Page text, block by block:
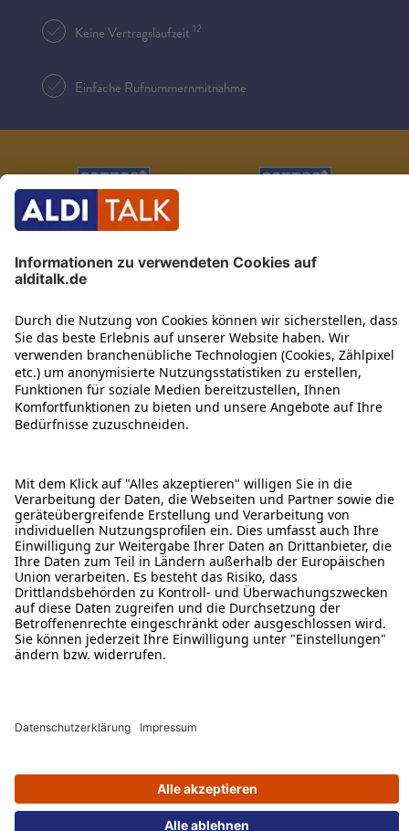
Keine Vertragslaufzeit12
Einfache Rufnummernmitnahme
ÜBER DIESE SEITE
ALDI TALK WEBSHOP
ALDI TALK MOBILFUNK
HILFE-THEMEN
ALDI SERVICES